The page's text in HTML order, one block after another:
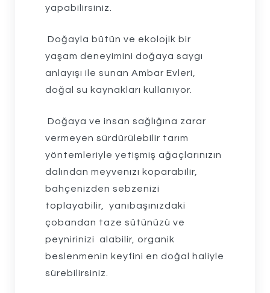
yapabilirsiniz.
Doğayla bütün ve ekolojik bir
yaşam deneyimini doğaya saygı
anlayışı ile sunan Ambar Evleri,
doğal su kaynakları kullanıyor.
Doğaya ve insan sağlığına zarar
vermeyen sürdürülebilir tarım
yöntemleriyle yetişmiş ağaçlarınızın
dalından meyvenızı koparabilir,
bahçenizden sebzenizi
toplayabilir, yanıbaşınızdaki
çobandan taze sütünüzü ve
peynirinizi alabilir, organik
beslenmenin keyfini en doğal haliyle
sürebilirsiniz.